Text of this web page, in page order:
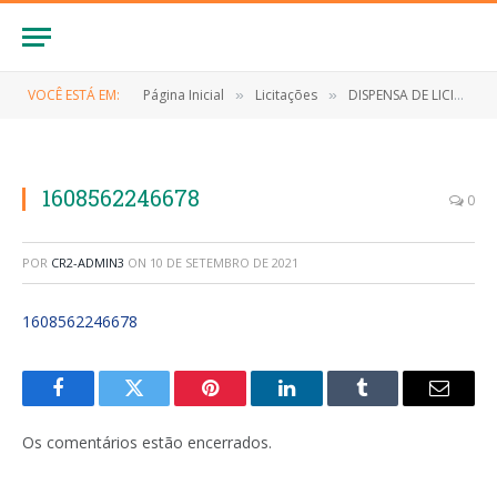
VOCÊ ESTÁ EM: Página Inicial » Licitações » DISPENSA DE LICITAÇÃO Nº 023/2020 (Contratação de empresa para contratação dos serviços de melhoramento de estrada vicinal no povoado São Gonçalo Município de Anapurus)
1608562246678 0
POR CR2-ADMIN3 ON 10 DE SETEMBRO DE 2021
1608562246678
FacebookTwitter Pinterest LinkedInTumblr
E-
Os comentários estão encerrados.